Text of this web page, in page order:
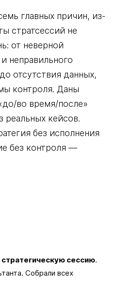
главных причин, из-
стратсессий не
от неверной
неправильного
отсутствия данных,
контроля. Даны
во время/после»
реальных кейсов.
без исполнения
без контроля —
стратегическую сессию.
Собрали всех